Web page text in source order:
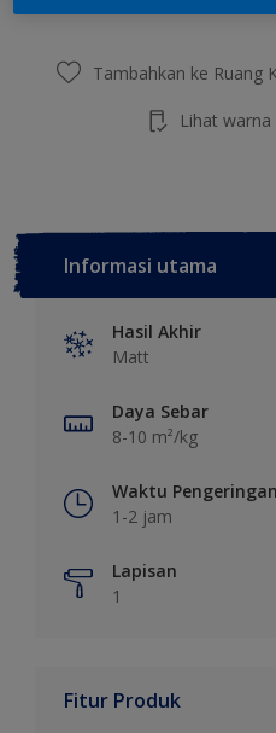
Tambahkan ke Ruang
Lihat warna
Informasi utama
Hasil Akhir
Matt
Daya Sebar
8-10 m²/kg
Waktu Pengeringan
1-2 jam
Lapisan
1
Fitur Produk